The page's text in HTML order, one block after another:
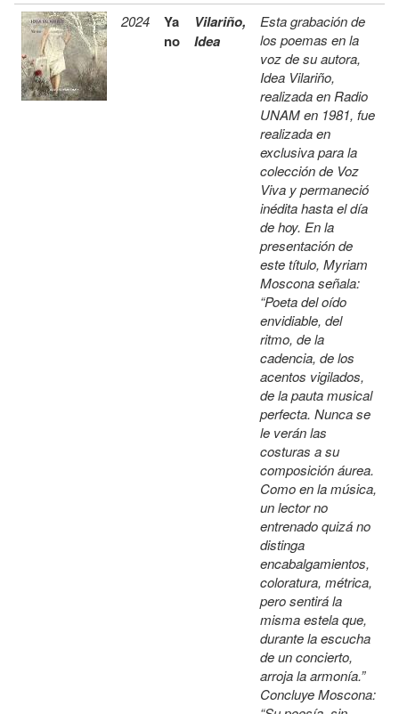
2024
Ya
no
Vilariño,
Idea
Esta grabación de
los poemas en la
voz de su autora,
Idea Vilariño,
realizada en Radio
UNAM en 1981, fue
realizada en
exclusiva para la
colección de Voz
Viva y permaneció
inédita hasta el día
de hoy. En la
presentación de
este título, Myriam
Moscona señala:
“Poeta del oído
envidiable, del
ritmo, de la
cadencia, de los
acentos vigilados,
de la pauta musical
perfecta. Nunca se
le verán las
costuras a su
composición áurea.
Como en la música,
un lector no
entrenado quizá no
distinga
encabalgamientos,
coloratura, métrica,
pero sentirá la
misma estela que,
durante la escucha
de un concierto,
arroja la armonía.”
Concluye Moscona: